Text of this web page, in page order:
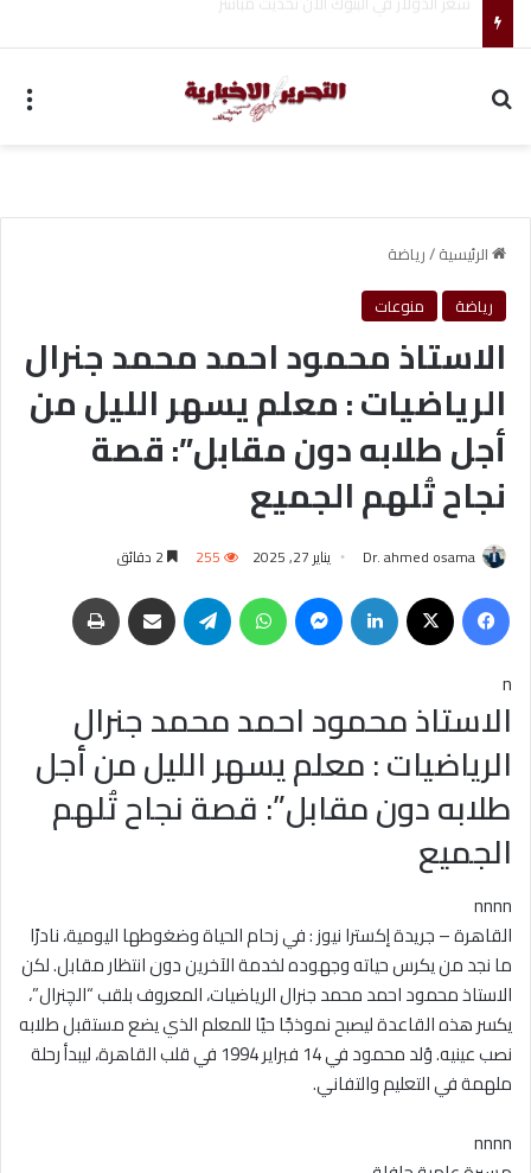
الرئيسية/رياضة
رياضة
منوعات
الاستاذ محمود احمد محمد جنرال
الرياضيات : معلم يسهر الليل من
أجل طلابه دون مقابل”: قصة
نجاح تُلهم الجميع
Dr. ahmed osama يناير 27, 2025 255
فيسبوك لينكدإن ماسنجر واتساب تيلقرام مشاركة عبر البريد
n
الاستاذ محمود احمد محمد جنرال
الرياضيات : معلم يسهر الليل من أجل
طلابه دون مقابل”: قصة نجاح تُلهم
الجميع
nnnn
القاهرة – جريدة إكسترا نيوز : في زحام الحياة وضغوطها اليومية، نادرًا
ما نجد من يكرس حياته وجهوده لخدمة الآخرين دون انتظار مقابل. لكن
الاستاذ محمود احمد محمد جنرال الرياضيات، المعروف بلقب “الچنرال”،
يكسر هذه القاعدة ليصبح نموذجًا حيًا للمعلم الذي يضع مستقبل طلابه
نصب عينيه. وُلد محمود في 14 فبراير 1994 في قلب القاهرة، ليبدأ رحلة
ملهمة في التعليم والتفاني.
nnnn